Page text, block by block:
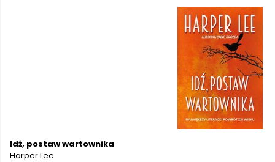
Idź, postaw wartownika
Harper Lee